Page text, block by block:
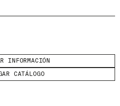
INFORMACIÓN
CATÁLOGO
GO TO CORPORATE SITE